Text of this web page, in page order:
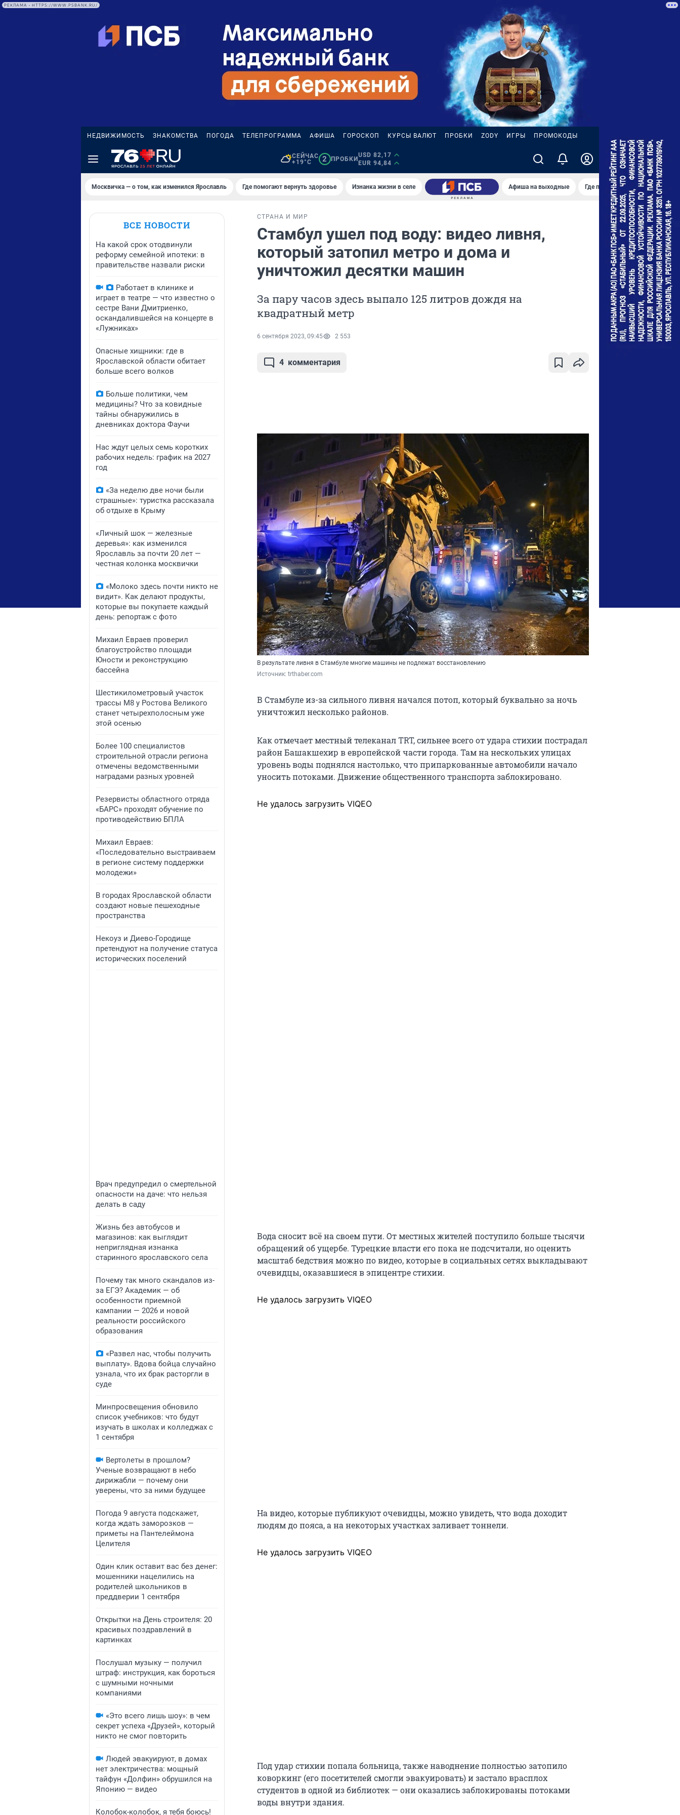
РЕКЛАМА • HTTPS://WWW.PSBANK.RU/
НЕДВИЖИМОСТЬ ЗНАКОМСТВА ПОГОДА ТЕЛЕПРОГРАММА АФИША ГОРОСКОП КУРСЫ ВАЛЮТ ПРОБКИ ZODY ИГРЫ ПРОМОКОДЫ
СЕЙЧАС
+19°C
2 ПРОБКИ
USD 82,17
EUR 94,84
Москвичка — о том, как изменился Ярославль Где помогают вернуть здоровье Изнанка жизни в селе Афиша на выходные Где поймать настоящее лето
ВСЕ НОВОСТИ
На какой срок отодвинули
реформу семейной ипотеки: в
правительстве назвали риски
Работает в клинике и
играет в театре — что известно о
сестре Вани Дмитриенко,
оскандалившейся на концерте в
«Лужниках»
Опасные хищники: где в
Ярославской области обитает
больше всего волков
Больше политики, чем
медицины? Что за ковидные
тайны обнаружились в
дневниках доктора Фаучи
Нас ждут целых семь коротких
рабочих недель: график на 2027
год
«За неделю две ночи были
страшные»: туристка рассказала
об отдыхе в Крыму
«Личный шок — железные
деревья»: как изменился
Ярославль за почти 20 лет —
честная колонка москвички
«Молоко здесь почти никто не
видит». Как делают продукты,
которые вы покупаете каждый
день: репортаж с фото
​Михаил Евраев проверил
благоустройство площади
Юности и реконструкцию
бассейна
​Шестикилометровый участок
трассы М8 у Ростова Великого
станет четырехполосным уже
этой осенью
​Более 100 специалистов
строительной отрасли региона
отмечены ведомственными
наградами разных уровней
​Резервисты областного отряда
«БАРС» проходят обучение по
противодействию БПЛА
​Михаил Евраев:
«Последовательно выстраиваем
в регионе систему поддержки
молодежи»
​В городах Ярославской области
создают новые пешеходные
пространства
​Некоуз и Диево-Городище
претендуют на получение статуса
исторических поселений
Врач предупредил о смертельной
опасности на даче: что нельзя
делать в саду
Жизнь без автобусов и
магазинов: как выглядит
неприглядная изнанка
старинного ярославского села
Почему так много скандалов из-
за ЕГЭ? Академик — об
особенности приемной
кампании — 2026 и новой
реальности российского
образования
«Развел нас, чтобы получить
выплату». Вдова бойца случайно
узнала, что их брак расторгли в
суде
Минпросвещения обновило
список учебников: что будут
изучать в школах и колледжах с
1 сентября
Вертолеты в прошлом?
Ученые возвращают в небо
дирижабли — почему они
уверены, что за ними будущее
Погода 9 августа подскажет,
когда ждать заморозков —
приметы на Пантелеймона
Целителя
Один клик оставит вас без денег:
мошенники нацелились на
родителей школьников в
преддверии 1 сентября
Открытки на День строителя: 20
красивых поздравлений в
картинках
Послушал музыку — получил
штраф: инструкция, как бороться
с шумными ночными
компаниями
«Это всего лишь шоу»: в чем
секрет успеха «Друзей», который
никто не смог повторить
Людей эвакуируют, в домах
нет электричества: мощный
тайфун «Долфин» обрушился на
Японию — видео
Колобок-колобок, я тебя боюсь!
СТРАНА И МИР
Стамбул ушел под воду: видео ливня,
который затопил метро и дома и
уничтожил десятки машин
За пару часов здесь выпало 125 литров дождя на
квадратный метр
6 сентября 2023, 09:45 2 553
4 комментария
В результате ливня в Стамбуле многие машины не подлежат восстановлению
Источник: trthaber.com
В Стамбуле из-за сильного ливня начался потоп, который буквально за ночь
уничтожил несколько районов.
Как отмечает местный телеканал TRT, сильнее всего от удара стихии пострадал
район Башакшехир в европейской части города. Там на нескольких улицах
уровень воды поднялся настолько, что припаркованные автомобили начало
уносить потоками. Движение общественного транспорта заблокировано.
Не удалось загрузить VIQEO
Вода сносит всё на своем пути. От местных жителей поступило больше тысячи
обращений об ущербе. Турецкие власти его пока не подсчитали, но оценить
масштаб бедствия можно по видео, которые в социальных сетях выкладывают
очевидцы, оказавшиеся в эпицентре стихии.
Не удалось загрузить VIQEO
На видео, которые публикуют очевидцы, можно увидеть, что вода доходит
людям до пояса, а на некоторых участках заливает тоннели.
Не удалось загрузить VIQEO
Под удар стихии попала больница, также наводнение полностью затопило
коворкинг (его посетителей смогли эвакуировать) и застало врасплох
студентов в одной из библиотек — они оказались заблокированы потоками
воды внутри здания.